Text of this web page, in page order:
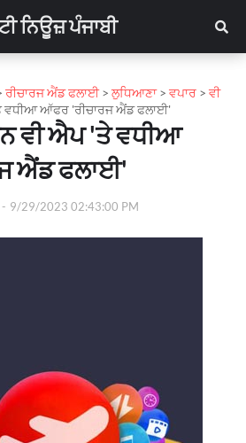
ਨਿਊਜ਼ ਪੰਜਾਬੀ
ਰੀਚਾਰਜ ਐਂਡ ਫਲਾਈ>ਲੁਧਿਆਣਾ> ਵਪਾਰ > ਵੀ
ਵਧੀਆ ਆੱਫਰ 'ਰੀਚਾਰਜ ਐਂਡ ਫਲਾਈ'
ਵੀ ਐਪ 'ਤੇ ਵਧੀਆ
ਐਂਡ ਫਲਾਈ'
- 9/29/2023 02:43:00 PM